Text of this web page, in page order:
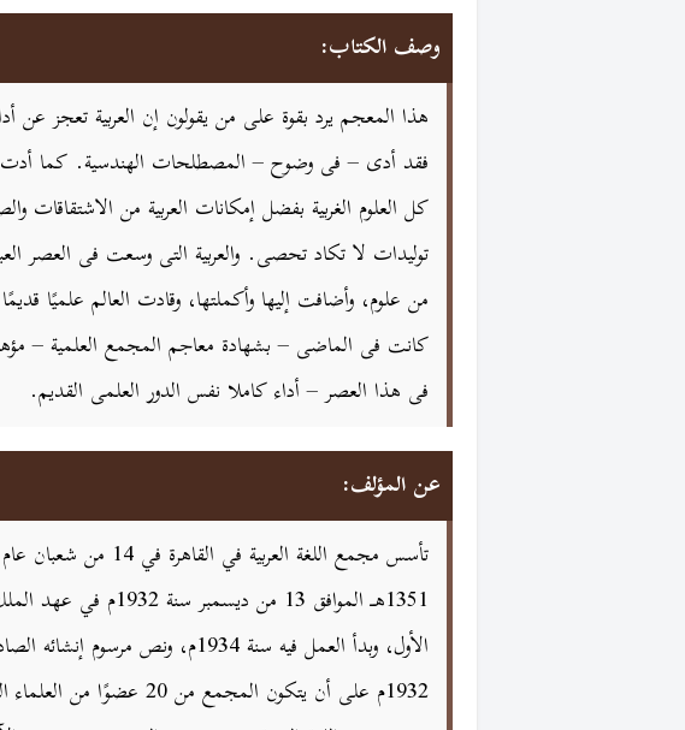
وصف الكتاب:
هذا المعجم يرد بقوة على من يقولون إن العربية تعجز عن
فقد أدى – فى وضوح – المصطلحات الهندسية. كما
كل العلوم الغربية بفضل إمكانات العربية من الاشتقاقات
توليدات لا تكاد تحصی. والعربیة التی وسعت فی العصر
من علوم، وأضافت إليها وأكملتها، وقادت العالم علميًا
كانت فى الماضى – بشهادة معاجم المجمع العلمية –
فى هذا العصر – أداء كاملا نفس الدور العلمى القديم.
عن المؤلف:
تأسس مجمع اللغة العربية في القاهرة في 14 من شعبان عام
1351هـ الموافق 13 من ديسمبر سنة
الأول، وبدأ العمل فيه سنة 1934م، ونص مرسوم
1932م على أن يتكون المجمع من 20 عضوًا